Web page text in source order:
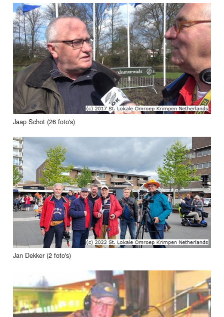
Jaap Schot (26 foto's)
Jan Dekker (2 foto's)